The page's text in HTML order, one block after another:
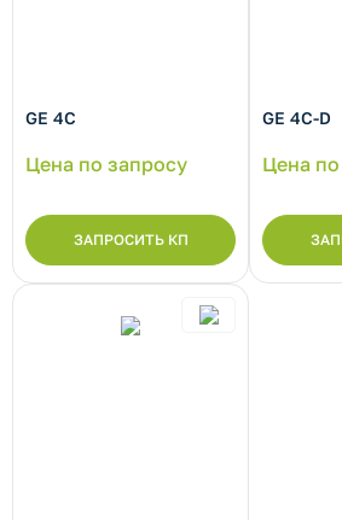
GE 4C
Цена по запросу
ЗАПРОСИТЬ КП
GE 4C-D
Цена